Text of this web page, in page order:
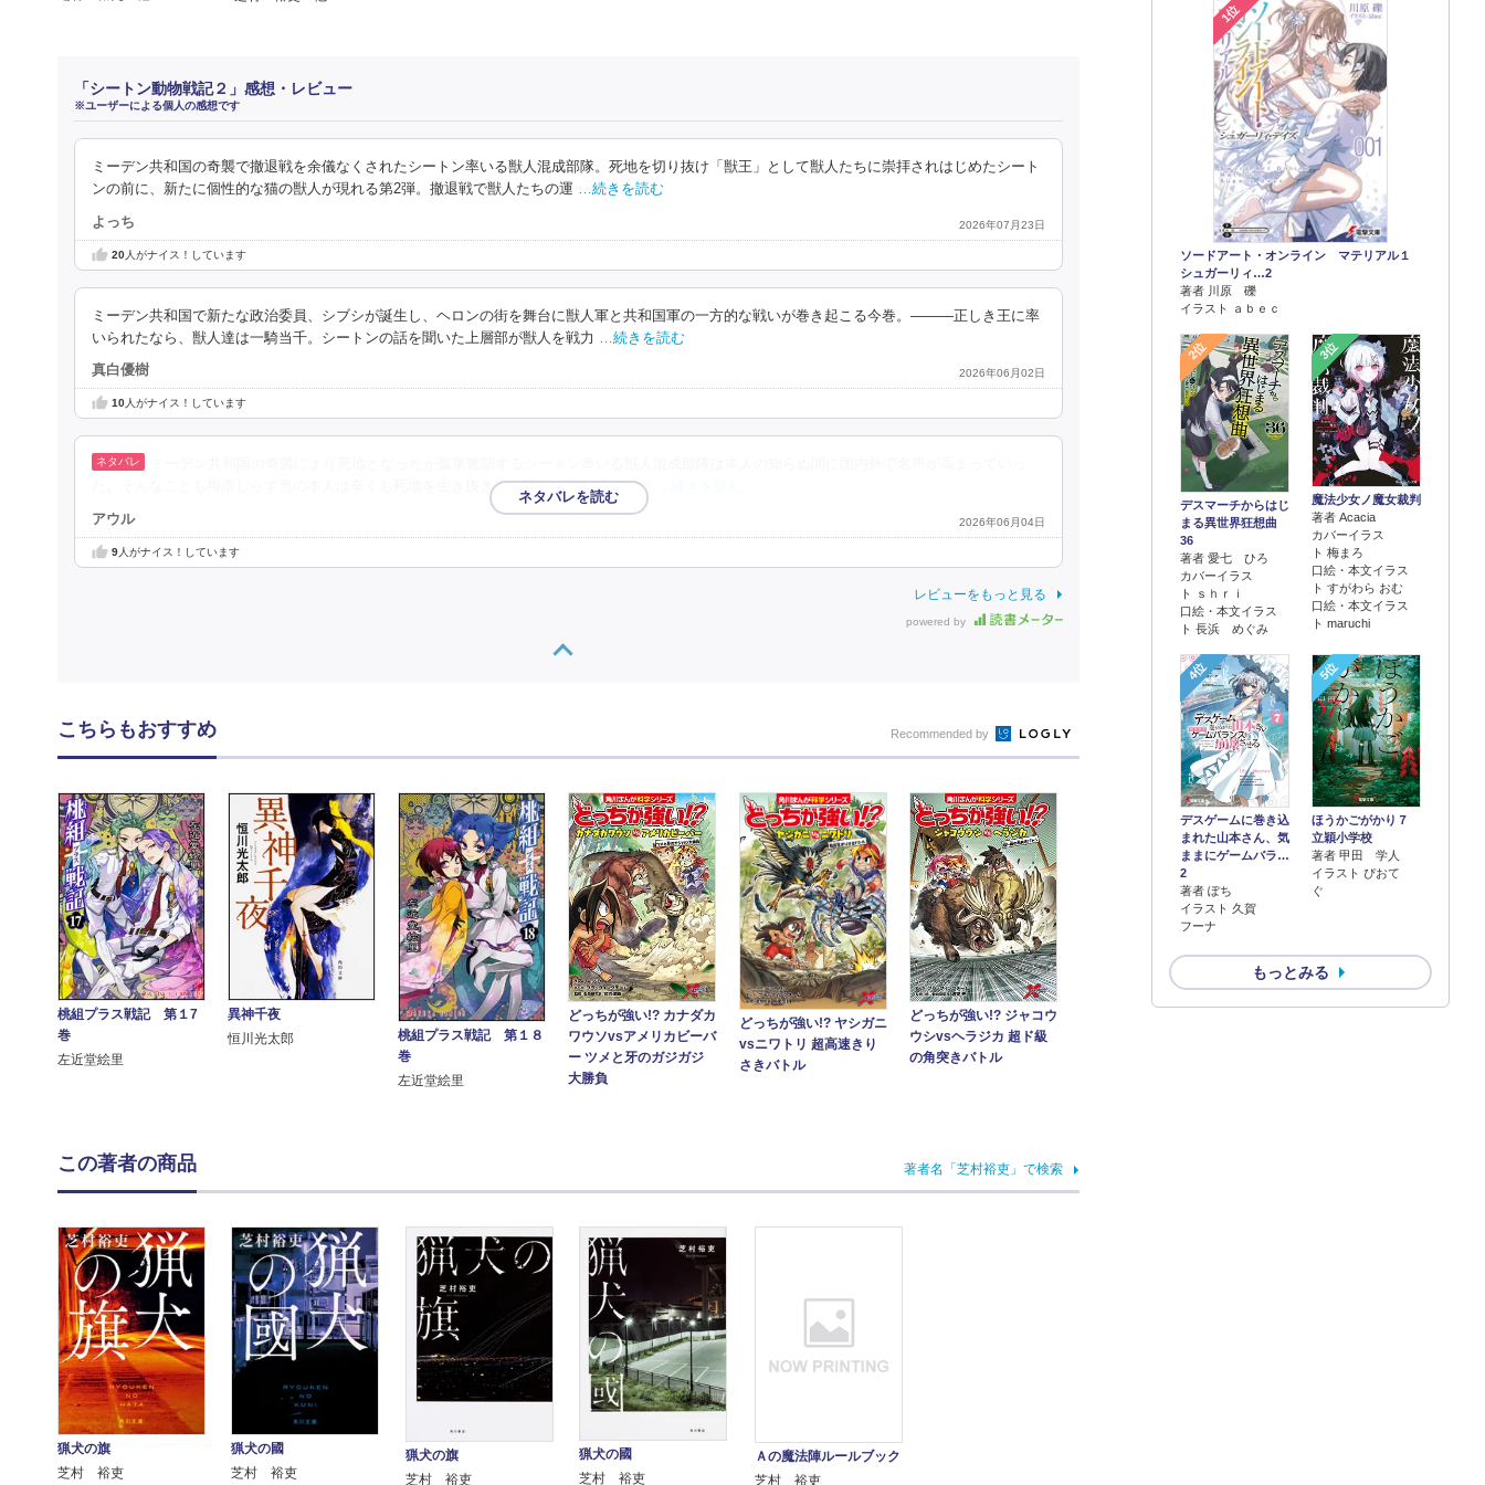
「シートン動物戦記２」感想・レビュー
※ユーザーによる個人の感想です
ミーデン共和国の奇襲で撤退戦を余儀なくされたシートン率いる獣人混成部隊。死地を切り抜け「獣王」として獣人たちに崇拝されはじめたシート
ンの前に、新たに個性的な猫の獣人が現れる第2弾。撤退戦で獣人たちの運 …続きを読む
よっち 2026年07月23日
20人がナイス！しています
ミーデン共和国で新たな政治委員、シブシが誕生し、ヘロンの街を舞台に獣人軍と共和国軍の一方的な戦いが巻き起こる今巻。―――正しき王に率
いられたなら、獣人達は一騎当千。シートンの話を聞いた上層部が獣人を戦力
…続きを読む
真白優樹 2026年06月02日
10人がナイス！しています
た。そんなことも梅雨しらず当の本人は辛くも死地を生き抜き束の間に休息を得るのだ
アウル 2026年06月04日
9人がナイス！しています
レビューをもっと見る
powered by
1位
ソードアート・オンライン マテリアル１
シュガーリィ…2
著者 川原 礫
イラスト ａｂｅｃ
2位
デスマーチからはじ
まる異世界狂想曲
36
著者 愛七 ひろ
カバーイラス
ト ｓｈｒｉ
口絵・本文イラス
ト 長浜 めぐみ
3位
魔法少女ノ魔女裁判
著者 Acacia
カバーイラス
ト 梅まろ
口絵・本文イラス
ト すがわら おむ
口絵・本文イラス
ト maruchi
4位
デスゲームに巻き込
まれた山本さん、気
ままにゲームバラ…
2
著者 ぽち
イラスト 久賀
フーナ
5位
ほうかごがかり７
立穎小学校
著者 甲田 学人
イラスト ぴおて
ぐ
もっとみる
こちらもおすすめ Recommended by
桃組プラス戦記 第１7
巻
左近堂絵里
異神千夜
恒川光太郎
桃組プラス戦記 第１８
巻
左近堂絵里
どっちが強い!? カナダカ
ワウソvsアメリカビーバ
ー ツメと牙のガジガジ
大勝負
どっちが強い!? ヤシガニ
vsニワトリ 超高速きり
さきバトル
どっちが強い!? ジャコウ
ウシvsヘラジカ 超ド級
の角突きバトル
この著者の商品 著者名「芝村裕吏」で検索
猟犬の旗
芝村 裕吏
猟犬の國
芝村 裕吏
猟犬の旗
芝村 裕吏
猟犬の國
芝村 裕吏
Ａの魔法陣ルールブック
芝村 裕吏